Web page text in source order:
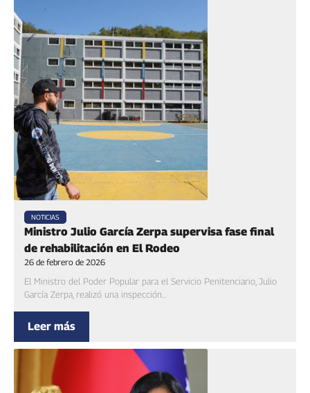
NOTICIAS
Ministro Julio García Zerpa supervisa fase final
de rehabilitación en El Rodeo
26 de febrero de 2026
El Ministro del Poder Popular para el Servicio Penitenciario, Julio
García Zerpa, realizó una inspección...
Leer más